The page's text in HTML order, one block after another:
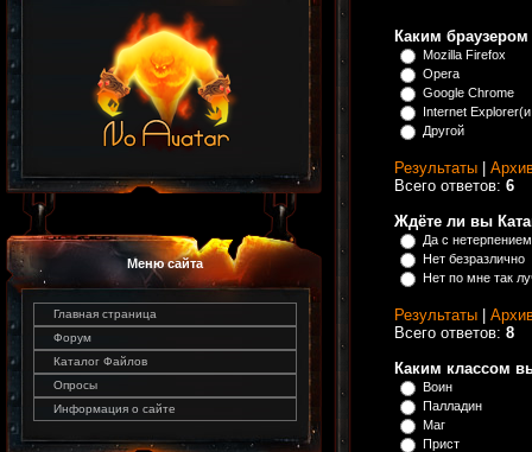
Меню сайта
Главная страница
Форум
Каталог Файлов
Опросы
Информация о сайте
Каким
Mozilla Firefox
Opera
Google Chrome
Internet
Другой
Результаты
Всего ответов: 6
Ждёте ли вы
Да с нетерпением
Нет безразлично
Нет по мне так
Результаты
Всего ответов: 8
Каким классом
Воин
Палладин
Маг
Прист